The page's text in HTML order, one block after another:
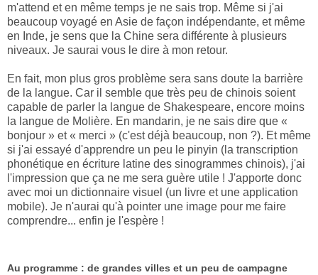
m'attend et en même temps je ne sais trop. Même si j'ai
beaucoup voyagé en Asie de façon indépendante, et même
en Inde, je sens que la Chine sera différente à plusieurs
niveaux. Je saurai vous le dire à mon retour.
En fait, mon plus gros problème sera sans doute la barrière
de la langue. Car il semble que très peu de chinois soient
capable de parler la langue de Shakespeare, encore moins
la langue de Molière. En mandarin, je ne sais dire que «
bonjour » et « merci » (c'est déjà beaucoup, non ?). Et même
si j'ai essayé d'apprendre un peu le pinyin (la transcription
phonétique en écriture latine des sinogrammes chinois), j'ai
l'impression que ça ne me sera guère utile ! J'apporte donc
avec moi un dictionnaire visuel (un livre et une application
mobile). Je n'aurai qu'à pointer une image pour me faire
comprendre... enfin je l'espère !
Au programme : de grandes villes et un peu de campagne